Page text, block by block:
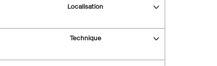
Localisation
Technique